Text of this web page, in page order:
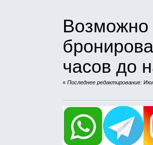
Возможно
часов до
« Последнее редактирование: